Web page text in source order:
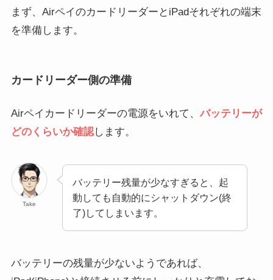
まず、AirペイのカードリーダーとiPadそれぞれの端末
を準備します。
カードリーダー側の準備
Airペイカードリーダーの電源をいれて、 バッテリーが
どのくらいか確認します。
Take
バッテリー残量が少なすぎると、起
動しても自動的にシャットダウン(終
了)してしまいます。
バッテリーの残量が少ないようであれば、